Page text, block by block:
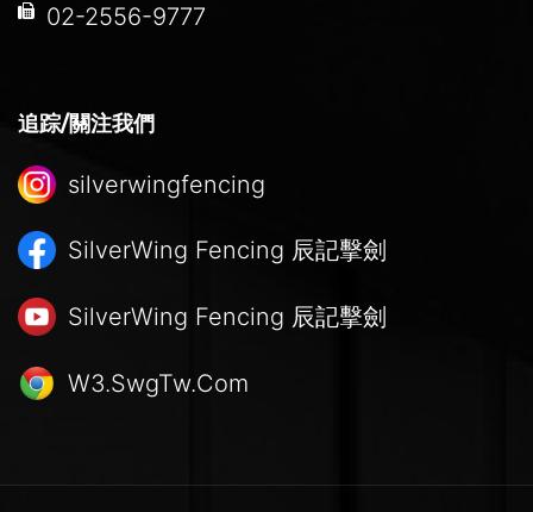
02-2556-9777
追踪/關注我們
silverwingfencing
SilverWing Fencing 辰記擊劍
SilverWing Fencing 辰記擊劍
W3.SwgTw.Com